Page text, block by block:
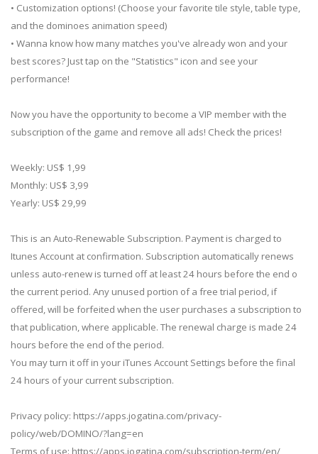
• Customization options! (Choose your favorite tile style, table type,
and the dominoes animation speed)
• Wanna know how many matches you've already won and your
best scores? Just tap on the "Statistics" icon and see your
performance!
Now you have the opportunity to become a VIP member with the
subscription of the game and remove all ads! Check the prices!
Weekly: US$ 1,99
Monthly: US$ 3,99
Yearly: US$ 29,99
This is an Auto-Renewable Subscription. Payment is charged to
Itunes Account at confirmation. Subscription automatically renews
unless auto-renew is turned off at least 24 hours before the end o
the current period. Any unused portion of a free trial period, if
offered, will be forfeited when the user purchases a subscription to
that publication, where applicable. The renewal charge is made 24
hours before the end of the period.
You may turn it off in your iTunes Account Settings before the final
24 hours of your current subscription.
Privacy policy: https://apps.jogatina.com/privacy-
policy/web/DOMINO/?lang=en
Terms of use: https://apps.jogatina.com/subscription-term/en/